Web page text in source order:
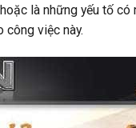
là những yếu tố có
công việc này.